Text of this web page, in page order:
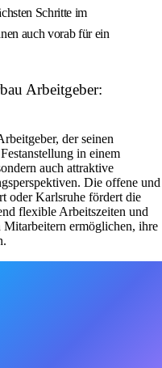
Schritte im
auch vorab für ein
Arbeitgeber:
der seinen
in einem
auch attraktive
Die offene und
oder Karlsruhe fördert die
flexible Arbeitszeiten und
Mitarbeitern ermöglichen, ihre